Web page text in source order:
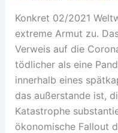
Konkret 02/2021
extreme Armut zu.
Verweis auf die
tödlicher als eine
innerhalb eines
das außerstande ist,
Katastrophe
ökonomische Fallout